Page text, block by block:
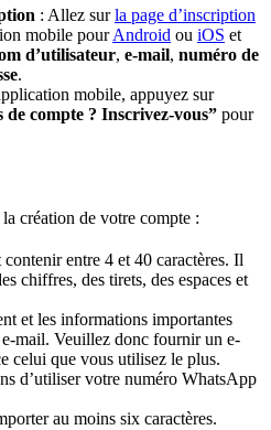
: Allez surla page d’inscription
mobile pourAndroid ou iOS et
d’utilisateur, e-mail, numéro de
.
mobile, appuyez sur
de compte ? Inscrivez-vous” pour
création de votre compte :
entre 4 et 40 caractères. Il
chiffres, des tirets, des espaces et
et les informations importantes
mail. Veuillez donc fournir un e-
celui que vous utilisez le plus.
d’utiliser votre numéro WhatsApp
au moins six caractères.